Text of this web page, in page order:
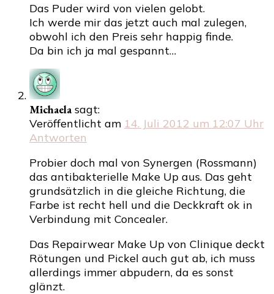
Das Puder wird von vielen gelobt.
Ich werde mir das jetzt auch mal zulegen,
obwohl ich den Preis sehr happig finde.
Da bin ich ja mal gespannt…
Michaela sagt:
Veröffentlicht am 14. Juli 2012 um 12:07 Uhr
Antworten
Probier doch mal von Synergen (Rossmann)
das antibakterielle Make Up aus. Das geht
grundsätzlich in die gleiche Richtung, die
Farbe ist recht hell und die Deckkraft ok in
Verbindung mit Concealer.
Das Repairwear Make Up von Clinique deckt
Rötungen und Pickel auch gut ab, ich muss
allerdings immer abpudern, da es sonst
glänzt.